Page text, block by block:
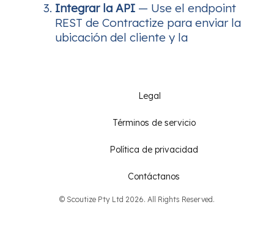
Integrar la API — Use el endpoint
REST de Contractize para enviar la
ubicación del cliente y la
Legal
Términos de servicio
Política de privacidad
Contáctanos
© Scoutize Pty Ltd 2026. All Rights Reserved.